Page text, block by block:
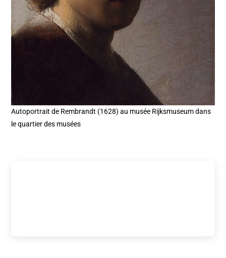
Autoportrait de Rembrandt (1628) au musée Rijksmuseum dans
le quartier des musées